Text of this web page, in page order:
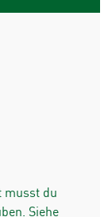
musst du
Siehe